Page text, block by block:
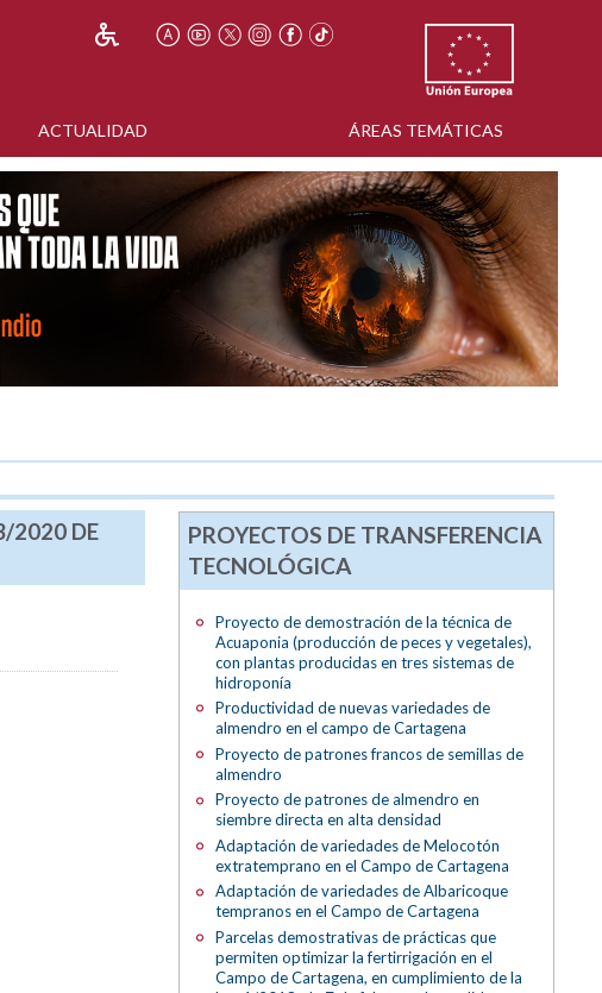
ACTUALIDAD ÁREAS TEMÁTICAS
2020 DE
PROYECTOS DE TRANSFERENCIA
TECNOLÓGICA
Proyecto de demostración de la técnica de
Acuaponia (producción de peces y vegetales),
con plantas producidas en tres sistemas de
hidroponía
Productividad de nuevas variedades de
almendro en el campo de Cartagena
Proyecto de patrones francos de semillas de
almendro
Proyecto de patrones de almendro en
siembre directa en alta densidad
Adaptación de variedades de Melocotón
extratemprano en el Campo de Cartagena
Adaptación de variedades de Albaricoque
tempranos en el Campo de Cartagena
Parcelas demostrativas de prácticas que
permiten optimizar la fertirrigación en el
Campo de Cartagena, en cumplimiento de la